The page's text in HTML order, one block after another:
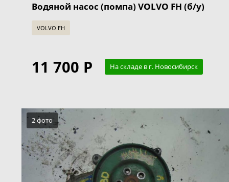
Водяной насос (помпа) VOLVO FH (б/у)
VOLVO FH
11 700 Р На складе в г. Новосибирск
2 фото